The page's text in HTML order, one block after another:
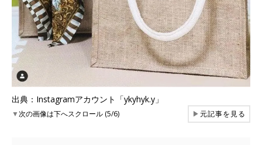
出典：Instagramアカウント「ykyhyk.y」
▼次の画像は下へスクロール (5/6) ▶元記事を見る